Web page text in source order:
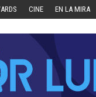
CINE EN LA MIRA